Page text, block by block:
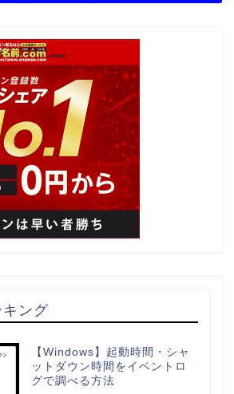
キング
【Windows】起動時間・シャ
ットダウン時間をイベントロ
グで調べる方法